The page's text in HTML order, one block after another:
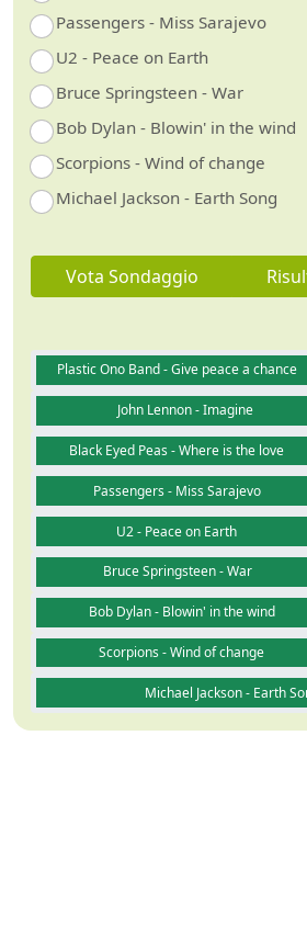
Passengers - Miss Sarajevo
U2 - Peace on Earth
Bruce Springsteen - War
Bob Dylan - Blowin' in the wind
Scorpions - Wind of change
Michael Jackson - Earth Song
Vota Sondaggio
Plastic Ono Band - Give peace a chance
John Lennon - Imagine
Black Eyed Peas - Where is the love
Passengers - Miss Sarajevo
U2 - Peace on Earth
Bruce Springsteen - War
Bob Dylan - Blowin' in the wind
Scorpions - Wind of change
Michael Jackson - Earth